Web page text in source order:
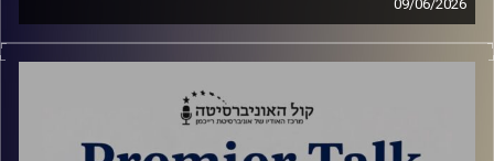
09/06/2026
הרכבי העונה שלנו, השחקנים שריגשו אותנו, שאיכזבו אותנו
ופריצות העונה שלנו.
Gemini